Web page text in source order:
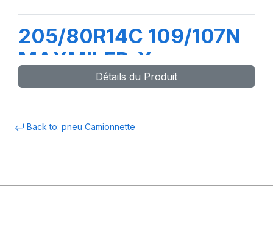
205/80R14C 109/107N
MAXMILER-X
Détails du Produit
Back to: pneu Camionnette